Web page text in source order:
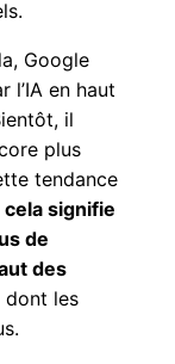
Google
l’IA en haut
il
plus
tendance
cela signifie
de
des
dont les